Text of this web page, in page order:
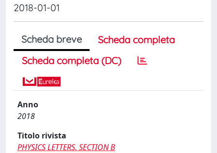
2018-01-01
Scheda breve
Scheda completa
Scheda completa (DC)
Anno
2018
Titolo rivista
PHYSICS LETTERS. SECTION B